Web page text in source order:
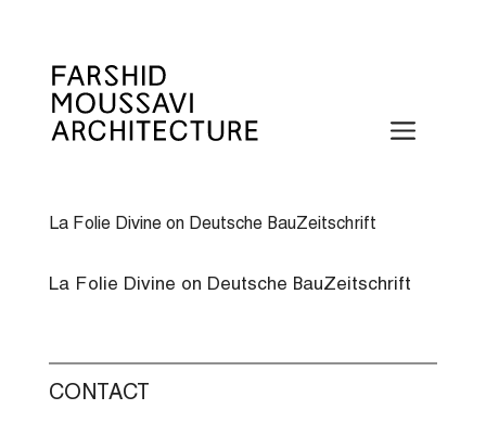
content
Menu
La Folie Divine on Deutsche BauZeitschrift
La Folie Divine on Deutsche BauZeitschrift
CONTACT